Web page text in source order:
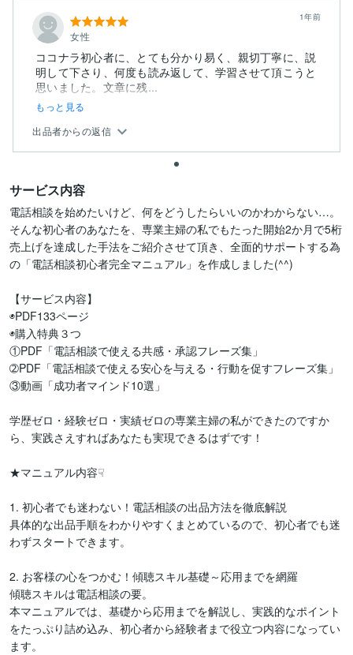
女性
1年前
ココナラ初心者に、とても分かり易く、親切丁寧に、説
明して下さり、何度も読み返して、学習させて頂こうと
思いました。文章に残...
もっと見る
出品者からの返信
サービス内容
電話相談を始めたいけど、何をどうしたらいいのかわからない…。
そんな初心者のあなたを、専業主婦の私でもたった開始2か月で5桁
売上げを達成した手法をご紹介させて頂き、全面的サポートする為
の「電話相談初心者完全マニュアル」を作成しました(^^)
【サービス内容】
◉PDF133ページ
◉購入特典３つ
①PDF「電話相談で使える共感・承認フレーズ集」
➁PDF「電話相談で使える安心を与える・行動を促すフレーズ集」
③動画「成功者マインド10選」
学歴ゼロ・経験ゼロ・実績ゼロの専業主婦の私ができたのですか
ら、実践さえすればあなたも実現できるはずです！
★マニュアル内容☟
1. 初心者でも迷わない！電話相談の出品方法を徹底解説
具体的な出品手順をわかりやすくまとめているので、初心者でも迷
わずスタートできます。
2. お客様の心をつかむ！傾聴スキル基礎～応用までを網羅
傾聴スキルは電話相談の要。
本マニュアルでは、基礎から応用までを解説し、実践的なポイント
をたっぷり詰め込み、初心者から経験者まで役立つ内容になってい
ます。